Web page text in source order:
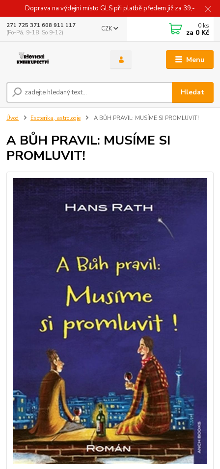
Doprava na výdejní místo GLS při platbě předem již za 39,-
Menu
CZK
Hledat
271 725 371 608 911 117
(Po-Pá, 9-18 ,So 9-12)
0 ks
za 0 Kč
Úvod Esoterika, astrologie A BŮH PRAVIL: MUSÍME SI PROMLUVIT!
A BŮH PRAVIL: MUSÍME SI
PROMLUVIT!